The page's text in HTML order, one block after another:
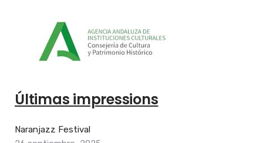
Últimas impressions
Naranjazz Festival